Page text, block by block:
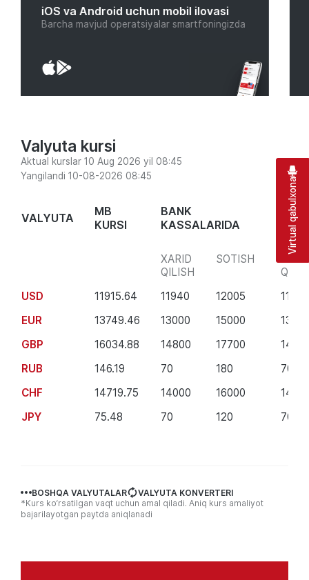
iOS va Android uchun mobil ilovasi
Barcha mavjud operatsiyalar smartfoningizda
Valyuta kursi
Aktual kurslar 10 Aug 2026 yil 08:45
Yangilandi 10-08-2026 08:45
VALYUTA
MB
KURSI
BANK
KASSALARIDA
XARID
QILISH
SOTISH
USD
11915.64 11940 12005
11915
EUR
13749.46 13000 15000
GBP
16034.88 14800 17700
RUB
146.19 70 180
70
CHF
14719.75 14000 16000
JPY
75.48 70 120 70
BOSHQA VALYUTALAR
VALYUTA KONVERTERI
*Kurs ko‘rsatilgan vaqt uchun amal qiladi. Aniq kurs amaliyot
bajarilayotgan paytda aniqlanadi
Virtual qabulxona